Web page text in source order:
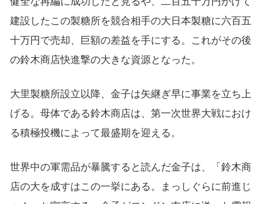
建設したこの製糖所を競合相手の大日本製糖に六百五
十万円で売却、巨額の差益を手にする。これがその後
の鈴木商店快進撃の大きな資源となった。
大里製糖所設立以降、金子は矢継ぎ早に事業を立ち上
げる。母体である鈴木商店は、第一次世界大戦におけ
る積極投機によって最盛期を迎える。
世界中の軍需品が暴騰すると読んだ金子は、「鈴木商
店の大を成すはこの一挙にある。まっしぐらに前進じ